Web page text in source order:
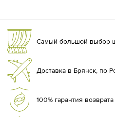
Самый большой выбор
Доставка в Брянск, по
100% гарантия